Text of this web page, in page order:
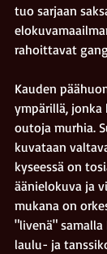
tuo sarjaan
rahoittavat
Kauden
ympärillä, jonka
outoja murhia.
kuvataan
kyseessä on
äänielokuva ja
mukana on
"livenä"
laulu- ja